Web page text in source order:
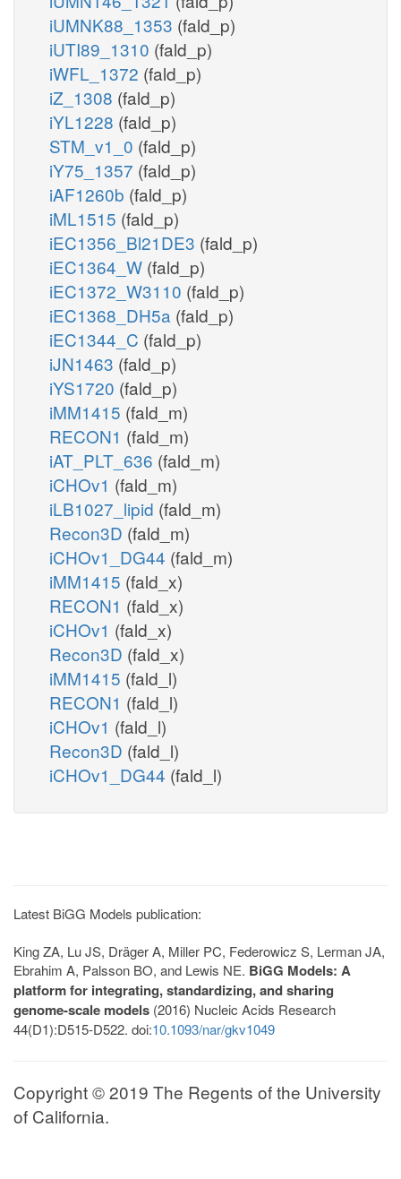
iUMNK88_1353 (fald_p)
iUTI89_1310 (fald_p)
iWFL_1372 (fald_p)
iZ_1308 (fald_p)
iYL1228 (fald_p)
STM_v1_0 (fald_p)
iY75_1357 (fald_p)
iAF1260b (fald_p)
iML1515 (fald_p)
iEC1356_Bl21DE3 (fald_p)
iEC1364_W (fald_p)
iEC1372_W3110 (fald_p)
iEC1368_DH5a (fald_p)
iEC1344_C (fald_p)
iJN1463 (fald_p)
iYS1720 (fald_p)
iMM1415 (fald_m)
RECON1 (fald_m)
iAT_PLT_636 (fald_m)
iCHOv1 (fald_m)
iLB1027_lipid (fald_m)
Recon3D (fald_m)
iCHOv1_DG44 (fald_m)
iMM1415 (fald_x)
RECON1 (fald_x)
iCHOv1 (fald_x)
Recon3D (fald_x)
iMM1415 (fald_l)
RECON1 (fald_l)
iCHOv1 (fald_l)
Recon3D (fald_l)
iCHOv1_DG44 (fald_l)
Latest BiGG Models publication:
King ZA, Lu JS, Dräger A, Miller PC, Federowicz S, Lerman JA,
Ebrahim A, Palsson BO, and Lewis NE. BiGG Models: A
platform for integrating, standardizing, and sharing
genome-scale models (2016) Nucleic Acids Research
44(D1):D515-D522. doi:10.1093/nar/gkv1049
Copyright © 2019 The Regents of the University
of California.